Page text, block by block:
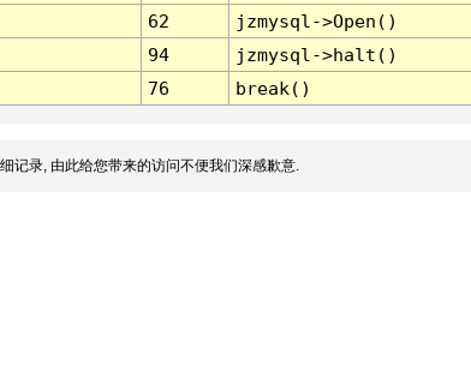
62
jzmysql->Open()
94
jzmysql->halt()
76 break()
记录, 由此给您带来的访问不便我们深感歉意.